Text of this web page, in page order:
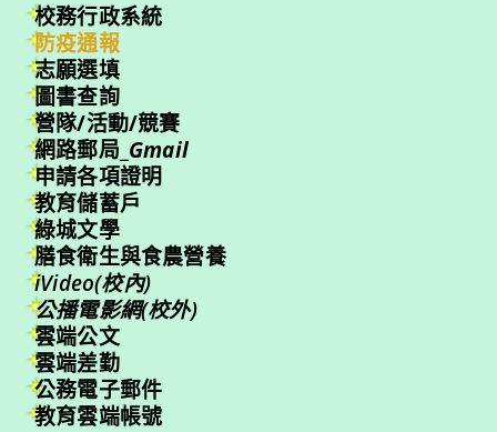
校務行政系統
防疫通報
志願選填
圖書查詢
營隊/活動/競賽
網路郵局_ Gmail
申請各項證明
教育儲蓄戶
綠城文學
膳食衛生與食農營養
iVideo(校內)
公播電影網(校外)
雲端公文
雲端差勤
公務電子郵件
教育雲端帳號